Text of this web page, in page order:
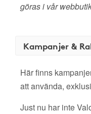
göras i vår
Kampanjer &
Här finns
att använda,
Just nu har inte